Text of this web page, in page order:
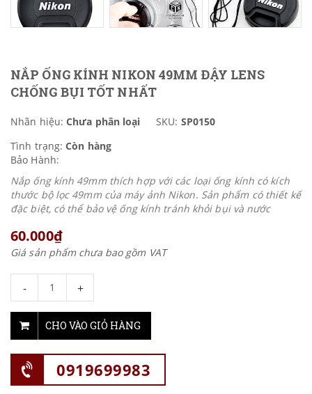
NẮP ỐNG KÍNH NIKON 49MM ĐẬY LENS
CHỐNG BỤI TỐT NHẤT
Nhãn hiệu: Chưa phân loại SKU: SP0150
Tình trạng: Còn hàng
Bảo Hành:
Nắp ống kính 49mm thích hợp với các loại ống kính có kích
thước bộ lọc 49mm của máy ảnh Nikon. Sản phẩm có thiết kế
đặc biệt, có thể bảo vệ ống kính tránh khỏi bụi và nước
60.000₫
Giá sản phẩm chưa bao gồm VAT
- +
CHO VÀO GIỎ HÀNG
0919699983